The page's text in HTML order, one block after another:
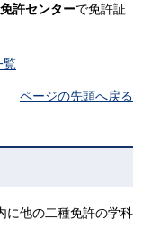
免許センターで免許証
覧
ページの先頭へ戻る
に他の二種免許の学科